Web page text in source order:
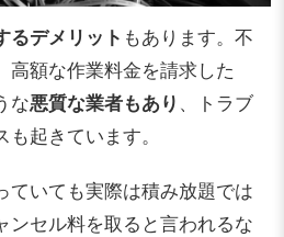
るデメリット もあります。不
高額な作業料金を請求した
な悪質な業者もあり 、トラブ
起きています。
ていても実際は積み放題では
ンセル料を取ると言われるな